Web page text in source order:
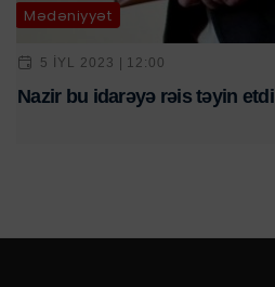
Mədəniyyət
5 IYL 2023 | 12:00
Nazir bu idarəyə rəis təyin etdi